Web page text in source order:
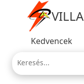
Kedvencek